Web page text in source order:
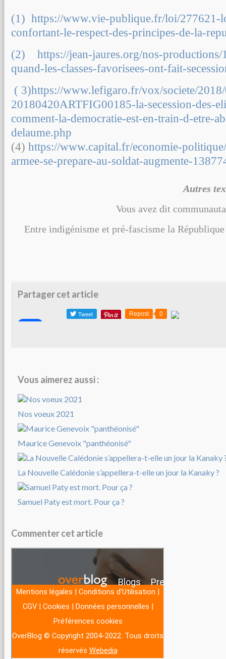
(1) https://www.vie-publique.fr/loi/277621-
confortant-le-respect-des-principes-de-la-
(2) https://jean-jaures.org/nos-productions/
quand-les-classes-favorisees-ont-fait-
( 3)https://www.lefigaro.fr/vox/societe/
20180420ARTFIG00185-la-secession-des-
comment-la-democratie-est-en-train-d-etre-
delaume.php
(4) https://www.capital.fr/economie-
armee-se-prepare-au-soldat-augmente-
Autres
Vous avez dit
Entre indigénisme et pré-fascisme la
Partager cet article
Repost 0
Vous aimerez aussi :
Nos voeux 2021
Maurice Genevoix "panthéonisé"
La Nouvelle Calédonie s’appellera-t-elle un jour la Kanaky ?
Samuel Paty est mort. Pour ça ?
Commenter cet article